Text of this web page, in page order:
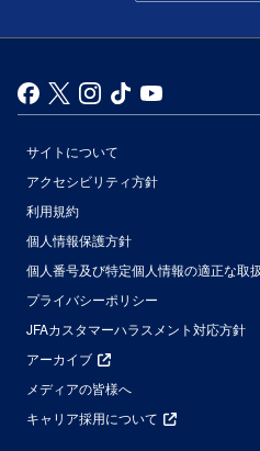
サイトについて
アクセシビリティ方針
利用規約
個人情報保護方針
個人番号及び特定個人情報の適正な取
プライバシーポリシー
JFAカスタマーハラスメント対応方針
アーカイブ
メディアの皆様へ
キャリア採用について